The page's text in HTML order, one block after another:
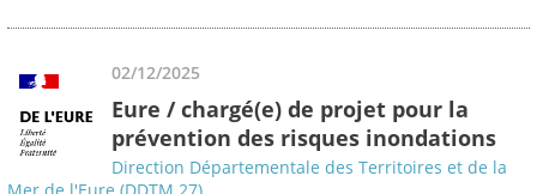
02/12/2025
Eure / chargé(e) de projet pour la
prévention des risques inondations
Direction Départementale des Territoires et de la